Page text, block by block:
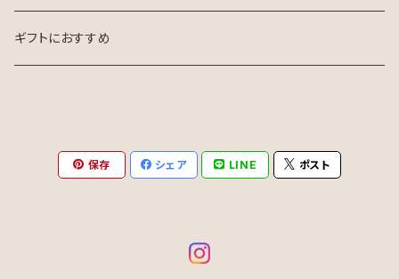
お呼ばれ・参列
ギフトにおすすめ
保存 シェア LINE ポスト